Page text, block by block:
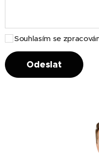
Souhlasím se
Odeslat